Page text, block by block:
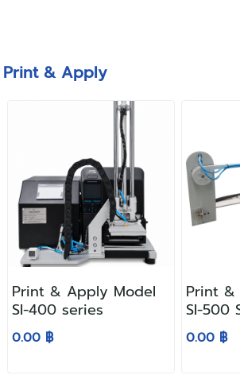
Print & Apply
Print & Apply Model
SI-400 series
0.00 ฿
Print
SI-500
0.00 ฿